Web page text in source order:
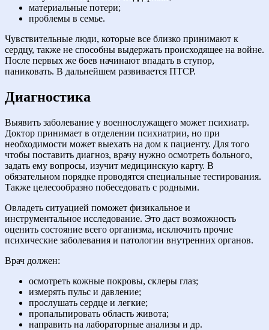
материальные потери;
проблемы в семье.
Чувствительные люди, которые все близко принимают к
сердцу, также не способны выдержать происходящее на войне.
После первых же боев начинают впадать в ступор,
паниковать. В дальнейшем развивается ПТСР.
Диагностика
Выявить заболевание у военнослужащего может психиатр.
Доктор принимает в отделении психиатрии, но при
необходимости может выехать на дом к пациенту. Для того
чтобы поставить диагноз, врачу нужно осмотреть больного,
задать ему вопросы, изучит медицинскую карту. В
обязательном порядке проводятся специальные тестирования.
Также целесообразно побеседовать с родными.
Овладеть ситуацией поможет физикальное и
инструментальное исследование. Это даст возможность
оценить состояние всего организма, исключить прочие
психические заболевания и патологии внутренних органов.
Врач должен:
осмотреть кожные покровы, склеры глаз;
измерять пульс и давление;
прослушать сердце и легкие;
пропальпировать область живота;
направить на лабораторные анализы и др.